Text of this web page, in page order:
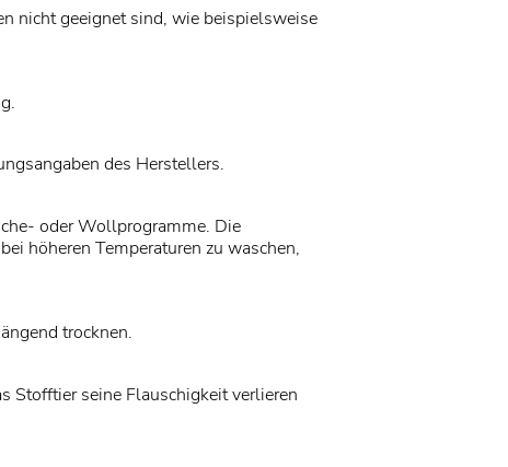
nicht geeignet sind, wie beispielsweise
des Herstellers.
oder Wollprogramme. Die
höheren Temperaturen zu waschen,
trocknen.
Stofftier seine Flauschigkeit verlieren